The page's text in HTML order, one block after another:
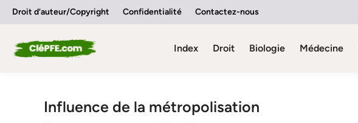
SkipDroit d’auteur/Copyright Confidentialité Contactez-nous
Index Droit Biologie Médecine
Influence de la métropolisation